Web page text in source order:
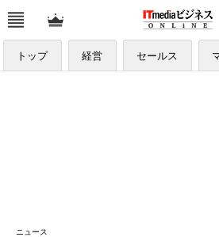
トップ 経営 セールス
ニュース